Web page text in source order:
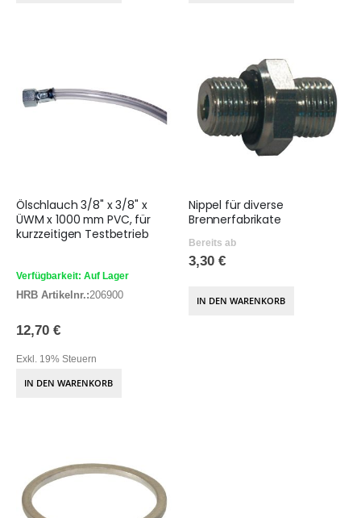
Ölschlauch 3/8" x 3/8" x
ÜWM x 1000 mm PVC, für
kurzzeitigen Testbetrieb
Verfügbarkeit: Auf Lager
HRB Artikelnr.:206900
12,70 €
Exkl. 19% Steuern
IN DEN WARENKORB
Nippel für diverse
Brennerfabrikate
Bereits ab
3,30 €
IN DEN WARENKORB